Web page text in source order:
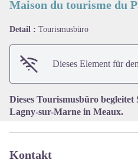
Maison du tourisme du
Detail : Tourismusbüro
Dieses Element für
Dieses Tourismusbüro
Lagny-sur-Marne in Meaux.
Kontakt